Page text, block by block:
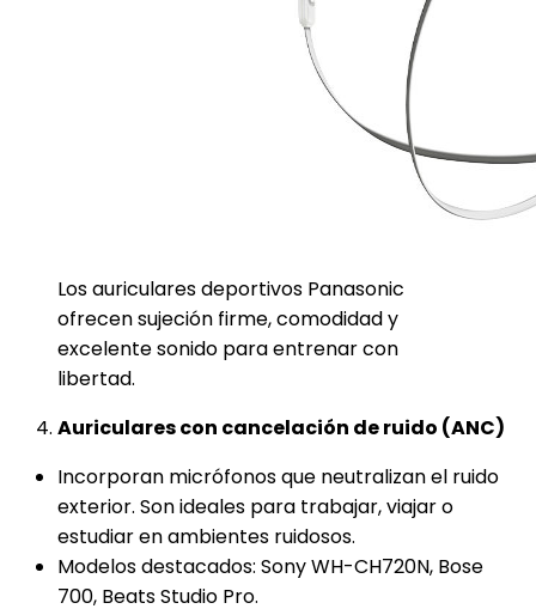
Los auriculares deportivos Panasonic
ofrecen sujeción firme, comodidad y
excelente sonido para entrenar con
libertad.
Auriculares con cancelación de ruido (ANC)
Incorporan micrófonos que neutralizan el ruido
exterior. Son ideales para trabajar, viajar o
estudiar en ambientes ruidosos.
Modelos destacados: Sony WH-CH720N, Bose
700, Beats Studio Pro.